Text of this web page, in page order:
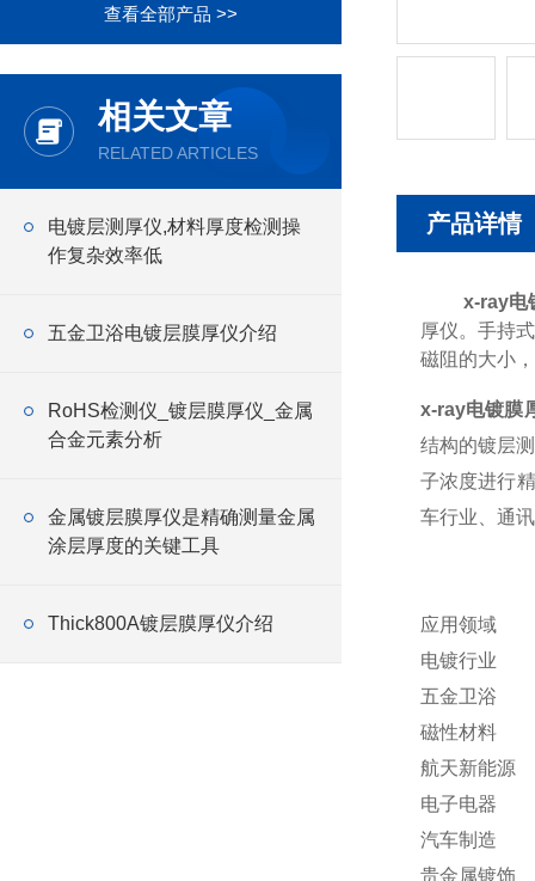
查看全部产品 >>
相关文章
RELATED ARTICLES
电镀层测厚仪,材料厚度检测操
作复杂效率低
五金卫浴电镀层膜厚仪介绍
RoHS检测仪_镀层膜厚仪_金属
合金元素分析
金属镀层膜厚仪是精确测量金属
涂层厚度的关键工具
Thick800A镀层膜厚仪介绍
产品详情
x-ray电
厚仪。手持
磁阻的大小
x-ray电镀膜
结构的镀层
子浓度进行
车行业、通
应用领域
电镀行业
五金卫浴
磁性材料
航天新能源
电子电器
汽车制造
贵金属镀饰